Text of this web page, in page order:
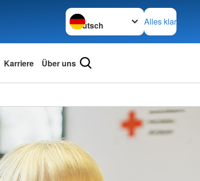
Sprache wechseln zu
Alles klar
Karriere Über uns